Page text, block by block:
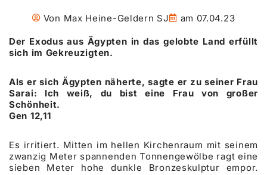
Von Max Heine-Geldern SJ am 07.04.23
Der Exodus aus Ägypten in das gelobte Land erfüllt
sich im Gekreuzigten.
Als er sich Ägypten näherte, sagte er zu seiner Frau
Sarai: Ich weiß, du bist eine Frau von großer
Schönheit.
Gen 12,11
Es irritiert. Mitten im hellen Kirchenraum mit seinem
zwanzig Meter spannenden Tonnengewölbe ragt eine
sieben Meter hohe dunkle Bronzeskulptur empor.